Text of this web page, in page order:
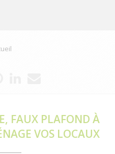
FAUX PLAFOND À
VOS LOCAUX